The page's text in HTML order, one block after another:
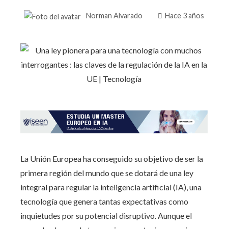
Norman Alvarado Hace 3 años
La Unión Europea ha conseguido su objetivo de ser la
primera región del mundo que se dotará de una ley
integral para regular la inteligencia artificial (IA), una
tecnología que genera tantas expectativas como
inquietudes por su potencial disruptivo. Aunque el